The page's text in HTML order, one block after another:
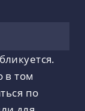
в том
по